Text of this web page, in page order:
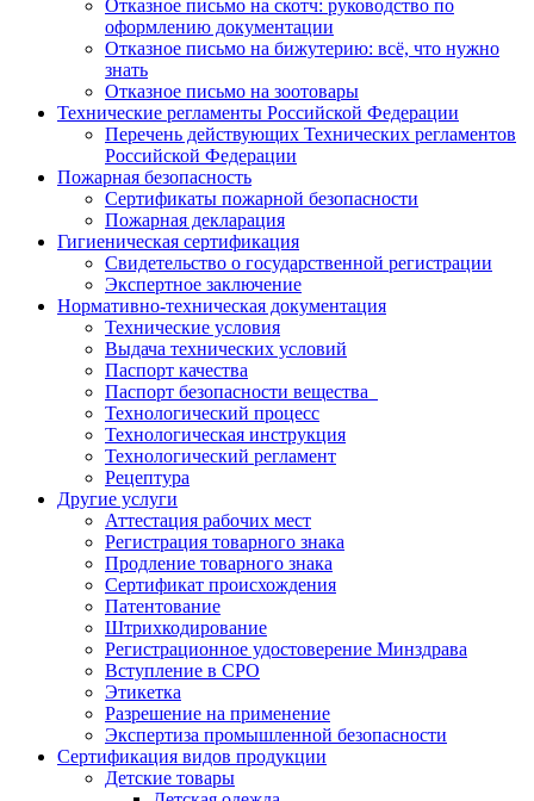
Отказное письмо на скотч: руководство по
оформлению документации
Отказное письмо на бижутерию: всё, что нужно
знать
Отказное письмо на зоотовары
Технические регламенты Российской Федерации
Перечень действующих Технических регламентов
Российской Федерации
Пожарная безопасность
Сертификаты пожарной безопасности
Пожарная декларация
Гигиеническая сертификация
Свидетельство о государственной регистрации
Экспертное заключение
Нормативно-техническая документация
Технические условия
Выдача технических условий
Паспорт качества
Паспорт безопасности вещества
Технологический процесс
Технологическая инструкция
Технологический регламент
Рецептура
Другие услуги
Аттестация рабочих мест
Регистрация товарного знака
Продление товарного знака
Сертификат происхождения
Патентование
Штрихкодирование
Регистрационное удостоверение Минздрава
Вступление в СРО
Этикетка
Разрешение на применение
Экспертиза промышленной безопасности
Сертификация видов продукции
Детские товары